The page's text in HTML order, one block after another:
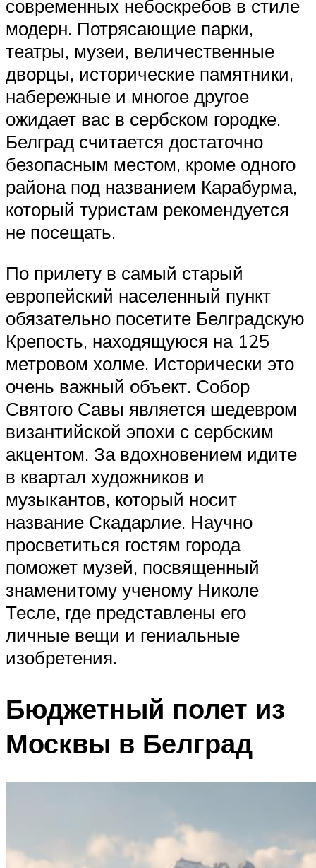
современных небоскребов в стиле
модерн. Потрясающие парки,
театры, музеи, величественные
дворцы, исторические памятники,
набережные и многое другое
ожидает вас в сербском городке.
Белград считается достаточно
безопасным местом, кроме одного
района под названием Карабурма,
который туристам рекомендуется
не посещать.
По прилету в самый старый
европейский населенный пункт
обязательно посетите Белградскую
Крепость, находящуюся на 125
метровом холме. Исторически это
очень важный объект. Собор
Святого Савы является шедевром
византийской эпохи с сербским
акцентом. За вдохновением идите
в квартал художников и
музыкантов, который носит
название Скадарлие. Научно
просветиться гостям города
поможет музей, посвященный
знаменитому ученому Николе
Тесле, где представлены его
личные вещи и гениальные
изобретения.
Бюджетный полет из
Москвы в Белград